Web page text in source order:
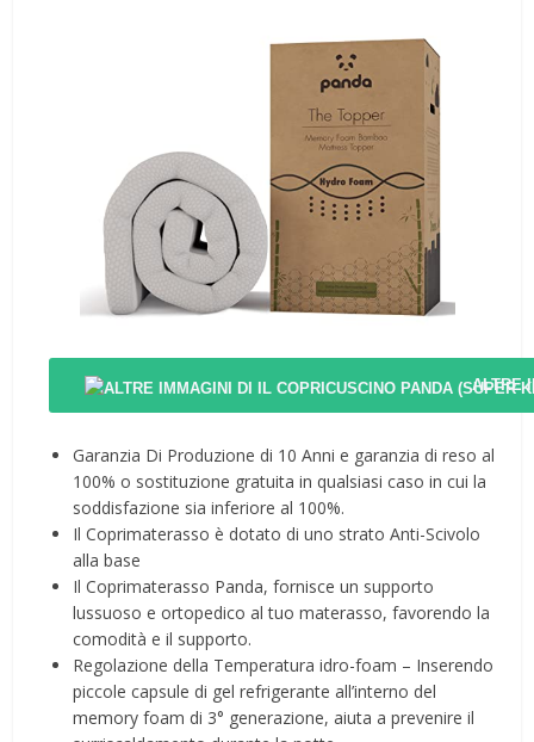
ALTRE
Garanzia Di Produzione di 10 Anni e garanzia di reso al
100% o sostituzione gratuita in qualsiasi caso in cui la
soddisfazione sia inferiore al 100%.
Il Coprimaterasso è dotato di uno strato Anti-Scivolo
alla base
Il Coprimaterasso Panda, fornisce un supporto
lussuoso e ortopedico al tuo materasso, favorendo la
comodità e il supporto.
Regolazione della Temperatura idro-foam – Inserendo
piccole capsule di gel refrigerante all’interno del
memory foam di 3° generazione, aiuta a prevenire il